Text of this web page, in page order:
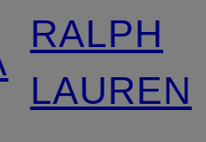
RALPH
LAUREN